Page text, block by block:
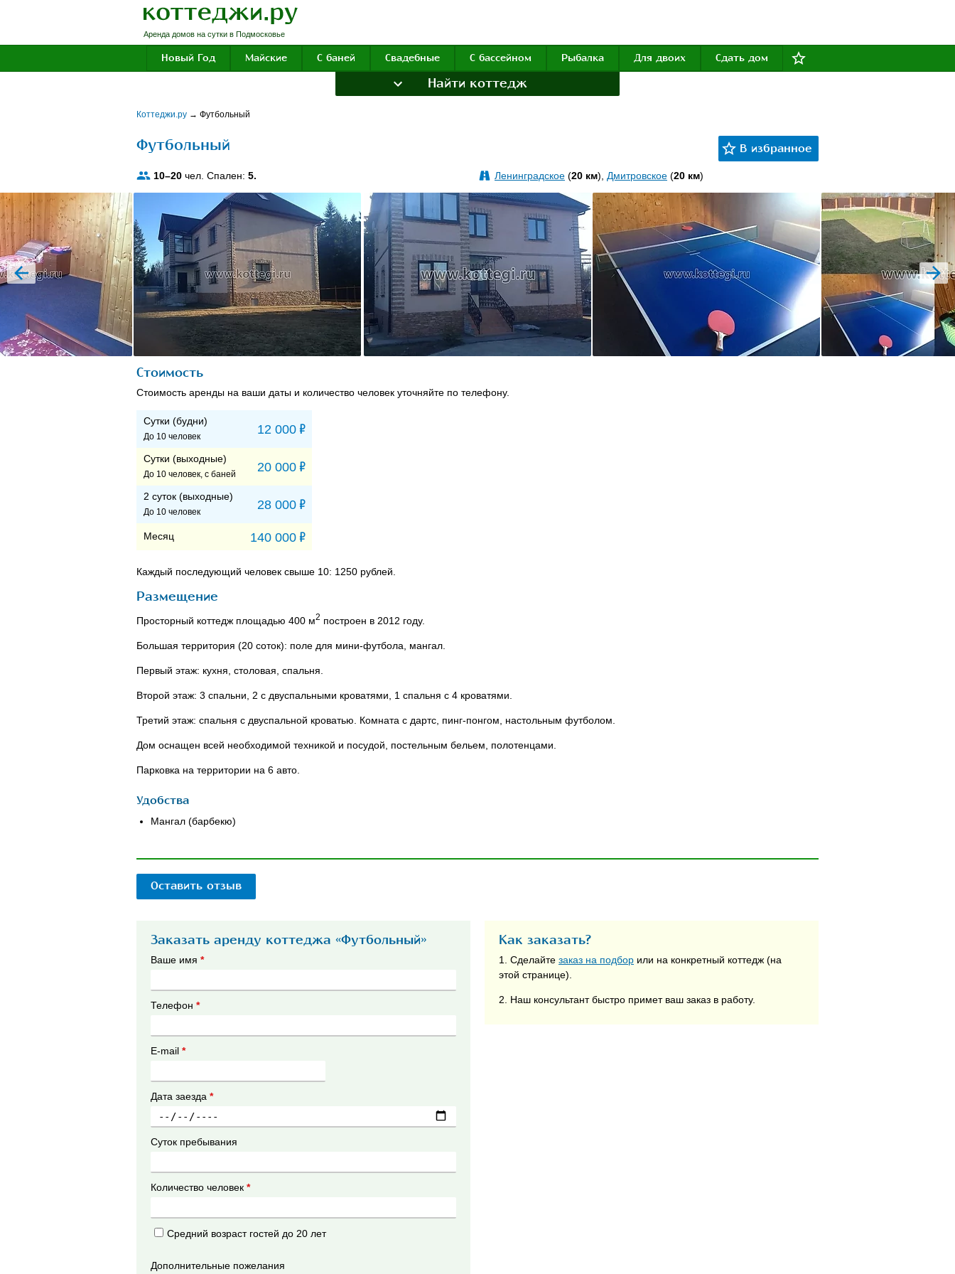
Аренда домов на сутки в Подмосковье
Новый Год Майские С баней Свадебные С бассейном Рыбалка Для двоих Сдать дом
Найти коттедж
Коттеджи.ру → Футбольный
Футбольный
10–20 чел. Спален: 5. Ленинградское (20 км), Дмитровское (20 км)
next
Стоимость
Стоимость аренды на ваши даты и количество человек уточняйте по телефону.
Сутки (будни)
До 10 человек 12 000Р
Сутки (выходные)
До 10 человек, с баней 20 000Р
2 суток (выходные)
До 10 человек 28 000Р
Месяц 140 000Р
Каждый последующий человек свыше 10: 1250 рублей.
Размещение
Просторный коттедж площадью 400 м2 построен в 2012 году.
Большая территория (20 соток): поле для мини-футбола, мангал.
Первый этаж: кухня, столовая, спальня.
Второй этаж: 3 спальни, 2 с двуспальными кроватями, 1 спальня с 4 кроватями.
Третий этаж: спальня с двуспальной кроватью. Комната с дартс, пинг-понгом, настольным футболом.
Дом оснащен всей необходимой техникой и посудой, постельным бельем, полотенцами.
Парковка на территории на 6 авто.
Удобства
Мангал (барбекю)
Оставить отзыв
Как заказать?
1. Сделайте заказ на подбор или на конкретный коттедж (на
этой странице).
2. Наш консультант быстро примет ваш заказ в работу.
Заказать аренду коттеджа «Футбольный»
Ваше имя *
Телефон *
E-mail *
Дата заезда *
Суток пребывания
Количество человек *
Средний возраст гостей до 20 лет
Дополнительные пожелания